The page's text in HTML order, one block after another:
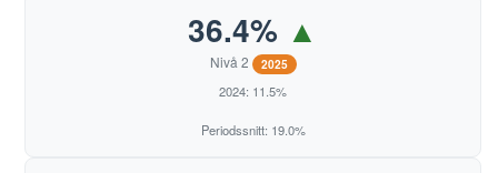
Proceedings of the National Academy of Sciences of the
Social Science Quarterly
Arbetarhistoria : Meddelande från Arbetarrörelsens Arkiv
36.4% ▲
Nivå 2 2025
2024: 11.5%
Periodssnitt: 19.0%